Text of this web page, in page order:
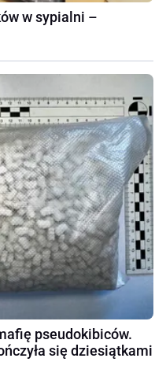
w sypialni –
pseudokibiców.
się dziesiątkami